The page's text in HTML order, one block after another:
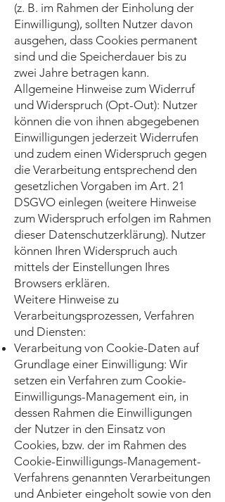
(z. B. im Rahmen der Einholung der
Einwilligung), sollten Nutzer davon
ausgehen, dass Cookies permanent
sind und die Speicherdauer bis zu
zwei Jahre betragen kann.
Allgemeine Hinweise zum Widerruf
und Widerspruch (Opt-Out): Nutzer
können die von ihnen abgegebenen
Einwilligungen jederzeit Widerrufen
und zudem einen Widerspruch gegen
die Verarbeitung entsprechend den
gesetzlichen Vorgaben im Art. 21
DSGVO einlegen (weitere Hinweise
zum Widerspruch erfolgen im Rahmen
dieser Datenschutzerklärung). Nutzer
können Ihren Widerspruch auch
mittels der Einstellungen Ihres
Browsers erklären.
Weitere Hinweise zu
Verarbeitungsprozessen, Verfahren
und Diensten:
Verarbeitung von Cookie-Daten auf
Grundlage einer Einwilligung: Wir
setzen ein Verfahren zum Cookie-
Einwilligungs-Management ein, in
dessen Rahmen die Einwilligungen
der Nutzer in den Einsatz von
Cookies, bzw. der im Rahmen des
Cookie-Einwilligungs-Management-
Verfahrens genannten Verarbeitungen
und Anbieter eingeholt sowie von den